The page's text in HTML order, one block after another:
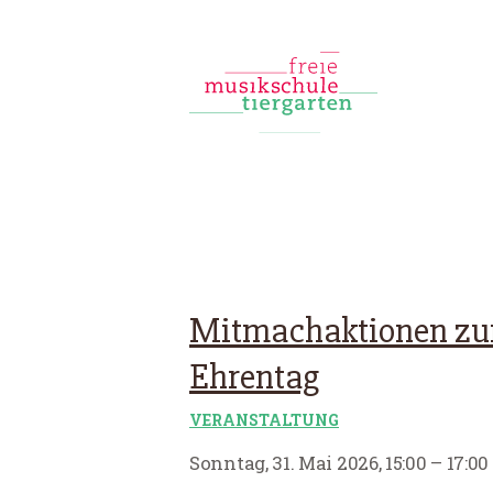
Mitmachaktionen
Ehrentag
VERANSTALTUNG
Sonntag, 31. Mai 2026, 15:00 –